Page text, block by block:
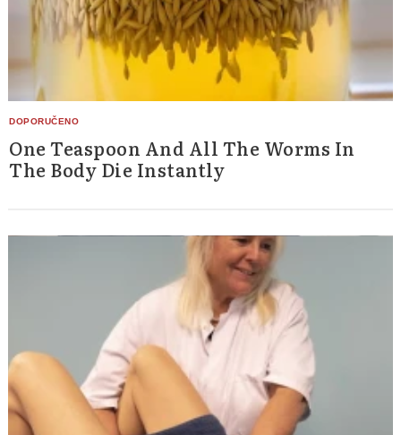
One Teaspoon And All The Worms In
The Body Die Instantly